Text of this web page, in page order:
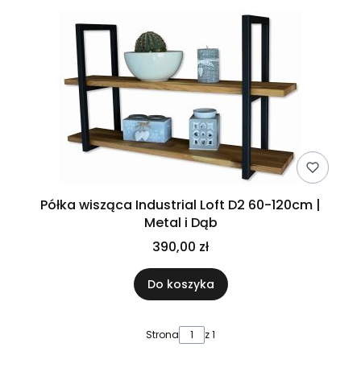
Półka wisząca Industrial Loft D2 60-120cm |
Metal i Dąb
390,00 zł
Do koszyka
Strona z 1